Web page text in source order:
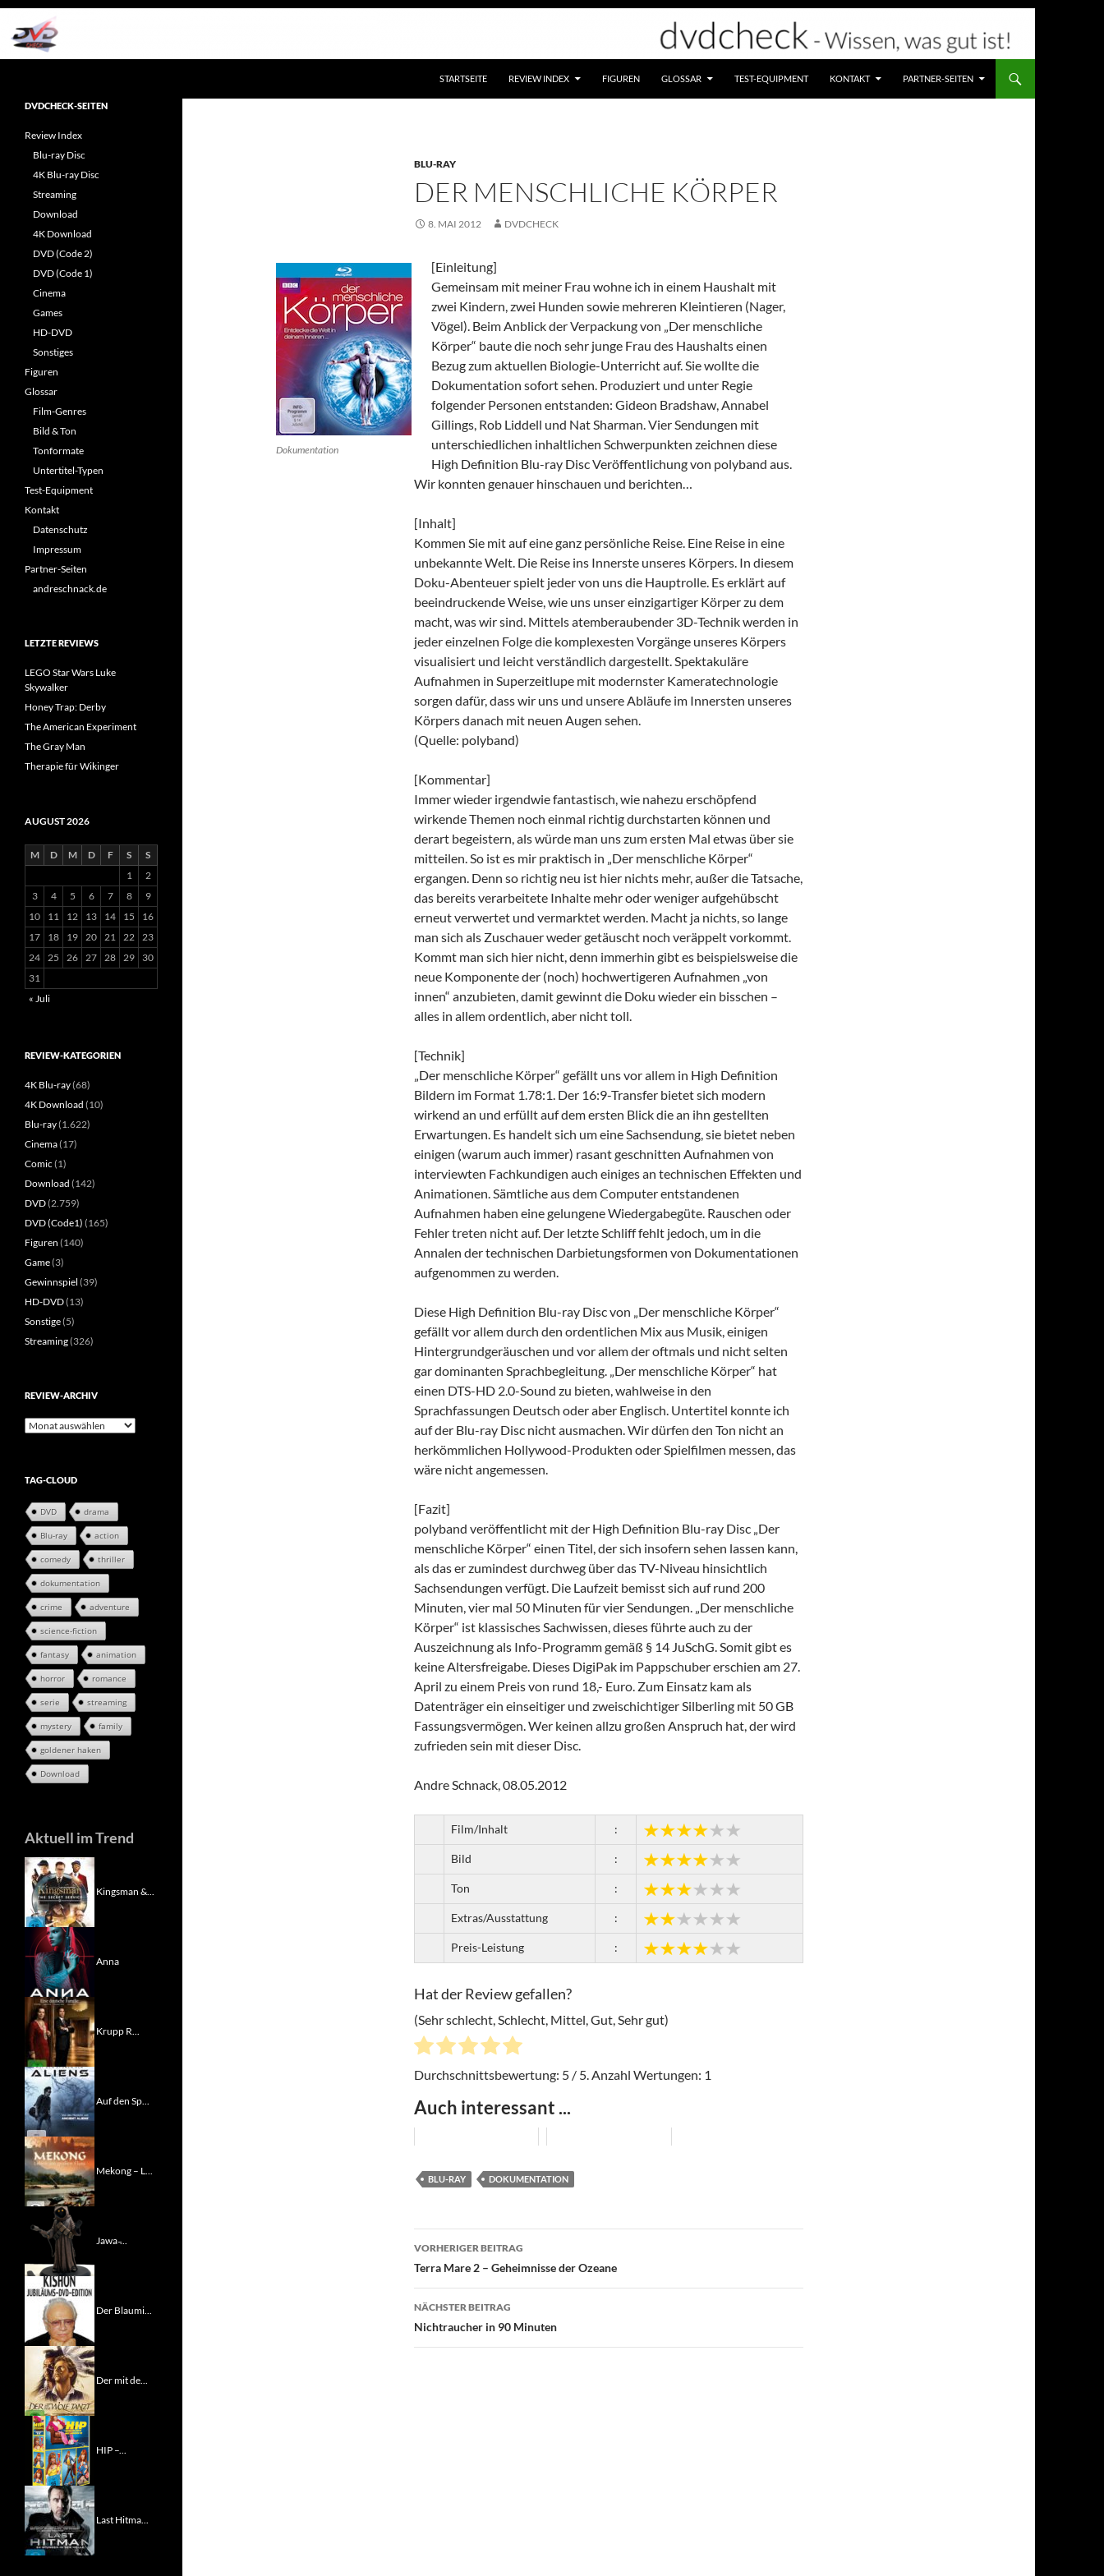
Zum
Inhalt
springen
STARTSEITE REVIEW INDEX FIGUREN GLOSSAR TEST-EQUIPMENT KONTAKT PARTNER-SEITEN
BLU-RAY
DER MENSCHLICHE KÖRPER
8. MAI 2012 DVDCHECK
Dokumentation
[Einleitung]
Gemeinsam mit meiner Frau wohne ich in einem Haushalt mit
zwei Kindern, zwei Hunden sowie mehreren Kleintieren (Nager,
Vögel). Beim Anblick der Verpackung von „Der menschliche
Körper“ baute die noch sehr junge Frau des Haushalts einen
Bezug zum aktuellen Biologie-Unterricht auf. Sie wollte die
Dokumentation sofort sehen. Produziert und unter Regie
folgender Personen entstanden: Gideon Bradshaw, Annabel
Gillings, Rob Liddell und Nat Sharman. Vier Sendungen mit
unterschiedlichen inhaltlichen Schwerpunkten zeichnen diese
High Definition Blu-ray Disc Veröffentlichung von polyband aus.
Wir konnten genauer hinschauen und berichten…
[Inhalt]
Kommen Sie mit auf eine ganz persönliche Reise. Eine Reise in eine
unbekannte Welt. Die Reise ins Innerste unseres Körpers. In diesem
Doku-Abenteuer spielt jeder von uns die Hauptrolle. Es erklärt auf
beeindruckende Weise, wie uns unser einzigartiger Körper zu dem
macht, was wir sind. Mittels atemberaubender 3D-Technik werden in
jeder einzelnen Folge die komplexesten Vorgänge unseres Körpers
visualisiert und leicht verständlich dargestellt. Spektakuläre
Aufnahmen in Superzeitlupe mit modernster Kameratechnologie
sorgen dafür, dass wir uns und unsere Abläufe im Innersten unseres
Körpers danach mit neuen Augen sehen.
(Quelle: polyband)
[Kommentar]
Immer wieder irgendwie fantastisch, wie nahezu erschöpfend
wirkende Themen noch einmal richtig durchstarten können und
derart begeistern, als würde man uns zum ersten Mal etwas über sie
mitteilen. So ist es mir praktisch in „Der menschliche Körper“
ergangen. Denn so richtig neu ist hier nichts mehr, außer die Tatsache,
das bereits verarbeitete Inhalte mehr oder weniger aufgehübscht
erneut verwertet und vermarktet werden. Macht ja nichts, so lange
man sich als Zuschauer weder getäuscht noch veräppelt vorkommt.
Kommt man sich hier nicht, denn immerhin gibt es beispielsweise die
neue Komponente der (noch) hochwertigeren Aufnahmen „von
innen“ anzubieten, damit gewinnt die Doku wieder ein bisschen –
alles in allem ordentlich, aber nicht toll.
[Technik]
„Der menschliche Körper“ gefällt uns vor allem in High Definition
Bildern im Format 1.78:1. Der 16:9-Transfer bietet sich modern
wirkend an und erfüllt auf dem ersten Blick die an ihn gestellten
Erwartungen. Es handelt sich um eine Sachsendung, sie bietet neben
einigen (warum auch immer) rasant geschnitten Aufnahmen von
interviewten Fachkundigen auch einiges an technischen Effekten und
Animationen. Sämtliche aus dem Computer entstandenen
Aufnahmen haben eine gelungene Wiedergabegüte. Rauschen oder
Fehler treten nicht auf. Der letzte Schliff fehlt jedoch, um in die
Annalen der technischen Darbietungsformen von Dokumentationen
aufgenommen zu werden.
Diese High Definition Blu-ray Disc von „Der menschliche Körper“
gefällt vor allem durch den ordentlichen Mix aus Musik, einigen
Hintergrundgeräuschen und vor allem der oftmals und nicht selten
gar dominanten Sprachbegleitung. „Der menschliche Körper“ hat
einen DTS-HD 2.0-Sound zu bieten, wahlweise in den
Sprachfassungen Deutsch oder aber Englisch. Untertitel konnte ich
auf der Blu-ray Disc nicht ausmachen. Wir dürfen den Ton nicht an
herkömmlichen Hollywood-Produkten oder Spielfilmen messen, das
wäre nicht angemessen.
[Fazit]
polyband veröffentlicht mit der High Definition Blu-ray Disc „Der
menschliche Körper“ einen Titel, der sich insofern sehen lassen kann,
als das er zumindest durchweg über das TV-Niveau hinsichtlich
Sachsendungen verfügt. Die Laufzeit bemisst sich auf rund 200
Minuten, vier mal 50 Minuten für vier Sendungen. „Der menschliche
Körper“ ist klassisches Sachwissen, dieses führte auch zu der
Auszeichnung als Info-Programm gemäß § 14 JuSchG. Somit gibt es
keine Altersfreigabe. Dieses DigiPak im Pappschuber erschien am 27.
April zu einem Preis von rund 18,- Euro. Zum Einsatz kam als
Datenträger ein einseitiger und zweischichtiger Silberling mit 50 GB
Fassungsvermögen. Wer keinen allzu großen Anspruch hat, der wird
zufrieden sein mit dieser Disc.
Andre Schnack, 08.05.2012
Film/Inhalt :
Bild :
Ton :
Extras/Ausstattung :
Preis-Leistung :
Hat der Review gefallen?
(Sehr schlecht, Schlecht, Mittel, Gut, Sehr gut)
Durchschnittsbewertung: 5 / 5. Anzahl Wertungen: 1
Auch interessant ...
BLU-RAY DOKUMENTATION
Beitragsnavigation
VORHERIGER BEITRAG
Terra Mare 2 – Geheimnisse der Ozeane
NÄCHSTER BEITRAG
Nichtraucher in 90 Minuten
Reviews rund ums Heimkino &
DVDCHECK-SEITEN
Review Index
Blu-ray Disc
4K Blu-ray Disc
Streaming
Download
4K Download
DVD (Code 2)
DVD (Code 1)
Cinema
Games
HD-DVD
Sonstiges
Figuren
Glossar
Film-Genres
Bild & Ton
Tonformate
Untertitel-Typen
Test-Equipment
Kontakt
Datenschutz
Impressum
Partner-Seiten
andreschnack.de
LETZTE REVIEWS
LEGO Star Wars Luke
Skywalker
Honey Trap: Derby
The American Experiment
The Gray Man
Therapie für Wikinger
AUGUST 2026
M D M D F S
S
1
2
3
4 5 6 7 8
9
10
11 12 13 14 15
16
17
18 19 20 21 22 23
24 25 26 27 28 29
30
31
« Juli
REVIEW-KATEGORIEN
4K Blu-ray(68)
4K Download (10)
Blu-ray(1.622)
Cinema(17)
Comic (1)
Download (142)
DVD(2.759)
DVD (Code1) (165)
Figuren (140)
Game(3)
Gewinnspiel (39)
HD-DVD(13)
Sonstige(5)
Streaming(326)
REVIEW-ARCHIV
Review-
TAG-CLOUD
DVD drama
Blu-ray action
comedy thriller
dokumentation
crime adventure
science-fiction
fantasy animation
horror romance
serie streaming
mystery family
goldener haken
Download
Aktuell im Trend
Kingsman &...
Anna
Krupp R...
Auf den Sp...
Mekong – L...
Jawa ̵...
Der Blaumi...
Der mit de...
HIP –...
Last Hitma...